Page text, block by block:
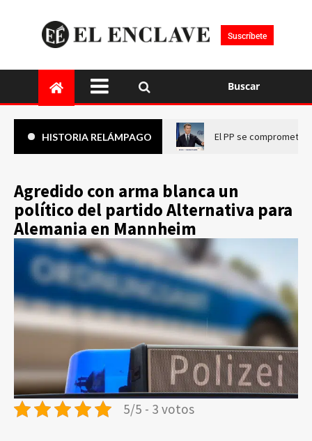
Suscríbete
Buscar
HISTORIA RELÁMPAGO El PP se compromete
Agredido con arma blanca un
político del partido Alternativa para
Alemania en Mannheim
5/5 - 3 votos